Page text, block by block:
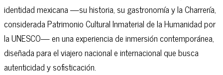
identidad mexicana —su historia, su gastronomía y la Charrería,
considerada Patrimonio Cultural Inmaterial de la Humanidad por
la UNESCO— en una experiencia de inmersión contemporánea,
diseñada para el viajero nacional e internacional que busca
autenticidad y sofisticación.